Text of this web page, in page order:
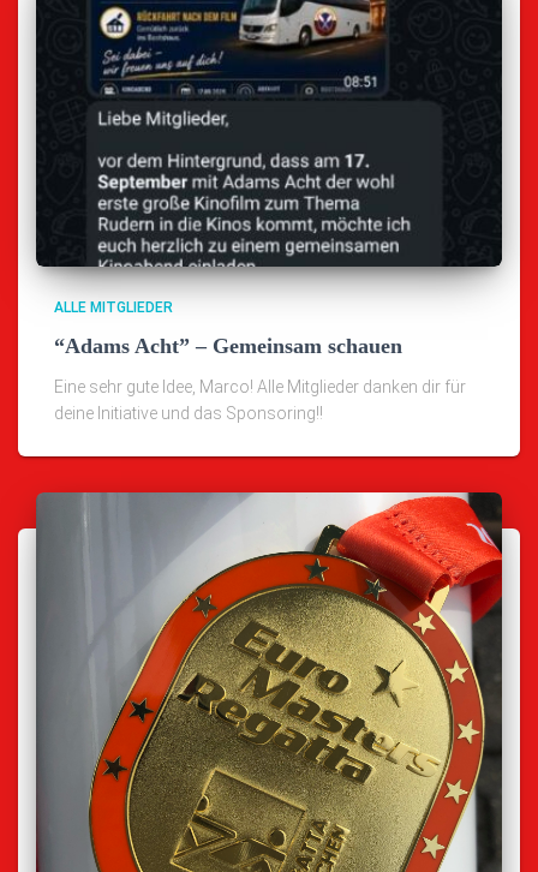
ALLE MITGLIEDER
“Adams Acht” – Gemeinsam schauen
Eine sehr gute Idee, Marco! Alle Mitglieder danken dir für
deine Initiative und das Sponsoring!!